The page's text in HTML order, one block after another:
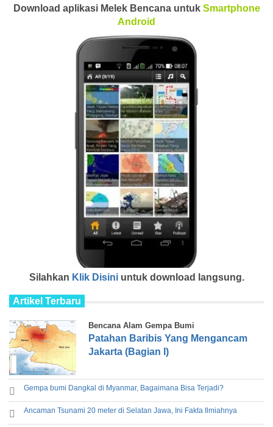
Download aplikasi Melek Bencana untuk Smartphone
Android
Silahkan Klik Disiniuntuk download langsung.
Artikel Terbaru
Bencana Alam Gempa Bumi
Patahan Baribis Yang Mengancam
Jakarta (Bagian I)
Gempa bumi Dangkal di Myanmar, Bagaimana Bisa Terjadi?
Ancaman Tsunami 20 meter di Selatan Jawa, Ini Fakta Ilmiahnya